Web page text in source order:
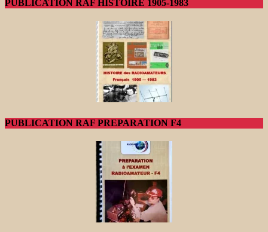
PUBLICATION RAF HISTOIRE 1905-1983
PUBLICATION RAF PREPARATION F4